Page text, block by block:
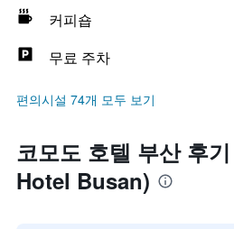
커피숍
무료 주차
편의시설 74개 모두 보기
코모도 호텔 부산 후
Hotel Busan)